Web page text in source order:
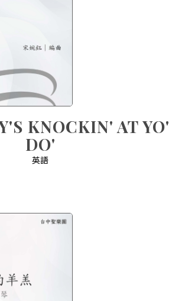
KNOCKIN' AT YO'
DO'
英語